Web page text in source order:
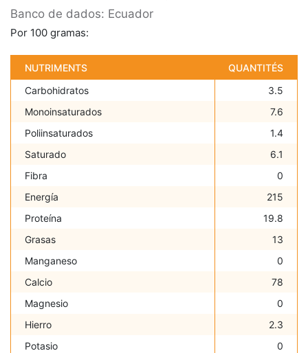
Banco de dados: Ecuador
Por 100 gramas:
NUTRIMENTS
QUANTITÉS
Carbohidratos
3.5
Monoinsaturados
7.6
Poliinsaturados
1.4
Saturado
6.1
Fibra
0
Energía
215
Proteína
19.8
Grasas
13
Manganeso
0
Calcio
78
Magnesio
0
Hierro
2.3
Potasio
0